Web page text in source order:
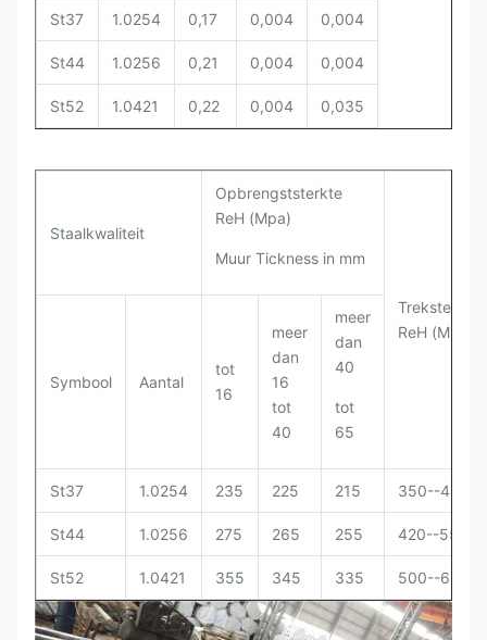
St37 1.0254 0,17 0,004 0,004
St44 1.0256 0,21 0,004 0,004
St52 1.0421 0,22 0,004 0,035
Staalkwaliteit
Opbrengststerkte
ReH (Mpa)
Muur Tickness in mm
Treksterkte
ReH (Mpa)
Symbool Aantal
tot
16
meer
dan
16
tot
40
meer
dan
40
tot
65
St37 1.0254 235 225 215 350--480
St44 1.0256 275 265 255 420--550
St52 1.0421 355 345 335 500--650